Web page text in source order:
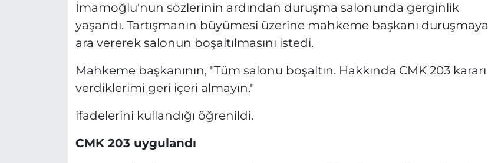
İmamoğlu'nun sözlerinin ardından duruşma salonunda gerginlik
yaşandı. Tartışmanın büyümesi üzerine mahkeme başkanı duruşmaya
ara vererek salonun boşaltılmasını istedi.
Mahkeme başkanının, "Tüm salonu boşaltın. Hakkında CMK 203 kararı
verdiklerimi geri içeri almayın."
ifadelerini kullandığı öğrenildi.
CMK 203 uygulandı